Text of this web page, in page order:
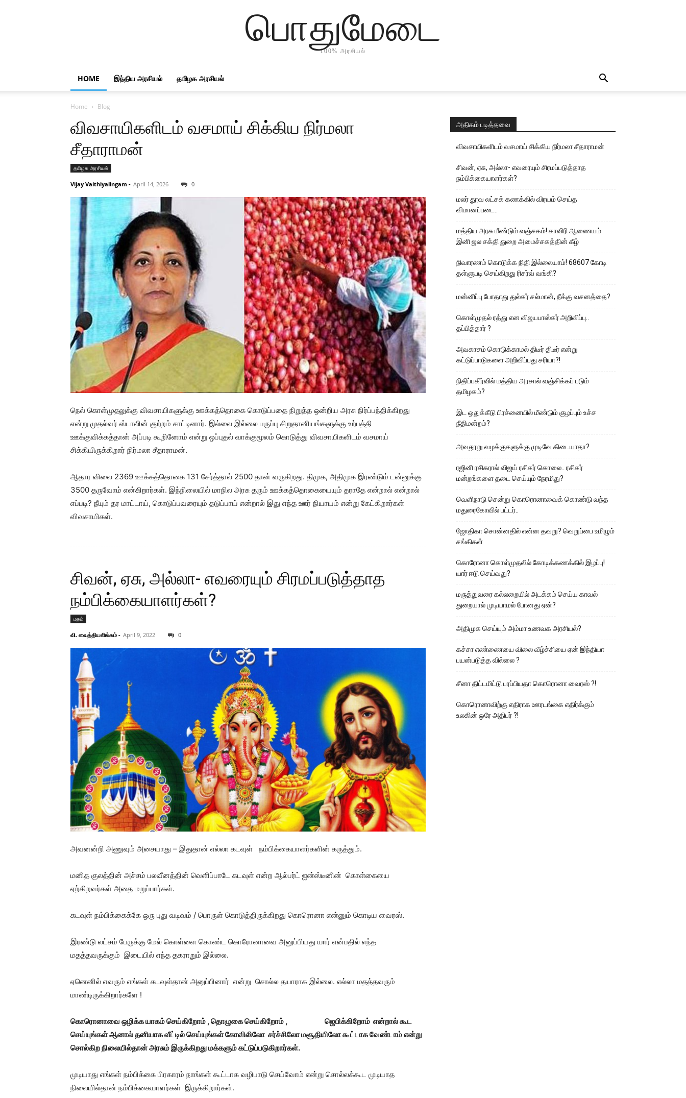
பொதுமேடை
100% அரசியல்
HOME இந்திய அரசியல் தமிழக அரசியல்
Home Blog
விவசாயிகளிடம் வசமாய் சிக்கிய நிர்மலா
சீதாராமன்
தமிழக அரசியல்
Vijay Vaithiyalingam - April 14, 2026 0
நெல் கொள்முதலுக்கு விவசாயிகளுக்கு ஊக்கத்தொகை கொடுப்பதை நிறுத்த ஒன்றிய அரசு நிர்ப்பந்திக்கிறது
என்று முதல்வர் ஸ்டாலின் குற்றம் சாட்டினார். இல்லை இல்லை பருப்பு சிறுதானியங்களுக்கு உற்பத்தி
ஊக்குவிக்கத்தான் அப்படி கூறினோம் என்று ஒப்புதல் வாக்குமூலம் கொடுத்து விவசாயிகளிடம் வசமாய்
சிக்கியிருக்கிறார் நிர்மலா சீதாராமன்.
ஆதார விலை 2369 ஊக்கத்தொகை 131 சேர்த்தால் 2500 தான் வருகிறது. திமுக, அதிமுக இரண்டும் டன்னுக்கு
3500 தருவோம் என்கிறார்கள். இந்நிலையில் மாநில அரசு தரும் ஊக்கத்தொகையையும் தராதே என்றால் என்றால்
எப்படி? நீயும் தர மாட்டாய், கொடுப்பவரையும் தடுப்பாய் என்றால் இது எந்த ஊர் நியாயம் என்று கேட்கிறார்கள்
விவசாயிகள்.
சிவன், ஏசு, அல்லா- எவரையும் சிரமப்படுத்தாத
நம்பிக்கையாளர்கள்?
மதம்
வி. வைத்தியலிங்கம் - April 9, 2022 0
அவனன்றி அணுவும் அசையாது – இதுதான் எல்லா கடவுள் நம்பிக்கையாளர்களின் கருத்தும்.
மனித குலத்தின் அச்சம் பலவீனத்தின் வெளிப்பாடே கடவுள் என்ற ஆல்பர்ட் ஐன்ஸ்டீனின் கொள்கையை
ஏற்கிறவர்கள் அதை மறுப்பார்கள்.
கடவுள் நம்பிக்கைக்கே ஒரு புது வடிவம் / பொருள் கொடுத்திருக்கிறது கொரொனா என்னும் கொடிய வைரஸ்.
இரண்டு லட்சம் பேருக்கு மேல் கொள்ளை கொண்ட கொரோனாவை அனுப்பியது யார் என்பதில் எந்த
மதத்தவருக்கும் இடையில் எந்த தகராறும் இல்லை.
ஏனெனில் எவரும் எங்கள் கடவுள்தான் அனுப்பினார் என்று சொல்ல தயாராக இல்லை. எல்லா மதத்தவரும்
மாண்டிருக்கிறார்களே !
கொரொனாவை ஒழிக்க யாகம் செய்கிறோம் , தொழுகை செய்கிறோம் , ஜெபிக்கிறோம் என்றால் கூட
செய்யுங்கள் ஆனால் தனியாக வீட்டில் செய்யுங்கள் கோவிலிலோ சர்ச்சிலோ மசூதியிலோ கூட்டாக வேண்டாம் என்று
சொல்கிற நிலையில்தான் அரசும் இருக்கிறது மக்களும் கட்டுப்படுகிறார்கள்.
முடியாது எங்கள் நம்பிக்கை பிரகாரம் நாங்கள் கூட்டாக வழிபாடு செய்வோம் என்று சொல்லக்கூட முடியாத
நிலையில்தான் நம்பிக்கையாளர்கள் இருக்கிறார்கள்.
அதிகம் படித்தவை
விவசாயிகளிடம் வசமாய் சிக்கிய நிர்மலா சீதாராமன்
சிவன், ஏசு, அல்லா- எவரையும் சிரமப்படுத்தாத
நம்பிக்கையாளர்கள்?
மலர் தூவ லட்சக் கணக்கில் விரயம் செய்த
விமானப்படை..
மத்திய அரசு மீண்டும் வஞ்சகம்! காவிரி ஆணையம்
இனி ஜல சக்தி துறை அமைச்சகத்தின் கீழ்
நிவாரணம் கொடுக்க நிதி இல்லையாம்! 68607 கோடி
தள்ளுபடி செய்கிறது ரிசர்வ் வங்கி?
மன்னிப்பு போதாது துல்கர் சல்மான், நீக்கு வசனத்தை?
கொள்முதல் ரத்து என விஜயபாஸ்கர் அறிவிப்பு..
தப்பித்தார் ?
அவகாசம் கொடுக்காமல் திடீர் திடீர் என்று
கட்டுப்பாடுகளை அறிவிப்பது சரியா?!
நிதிப்பகிர்வில் மத்திய அரசால் வஞ்சிக்கப் படும்
தமிழகம்?
இட ஒதுக்கீடு பிரச்னையில் மீண்டும் குழப்பும் உச்ச
நீதிமன்றம்?
அவதூறு வழக்குகளுக்கு முடிவே கிடையாதா?
ரஜினி ரசிகரால் விஜய் ரசிகர் கொலை.. ரசிகர்
மன்றங்களை தடை செய்யும் நேரமிது?
வெளிநாடு சென்று கொரொனாவைக் கொண்டு வந்த
மதுரைகோவில் பட்டர்..
ஜோதிகா சொன்னதில் என்ன தவறு? வெறுப்பை உமிழும்
சங்கிகள்
கொரோனா கொள்முதலில் கோடிக்கணக்கில் இழப்பு!
யார் ஈடு செய்வது?
மருத்துவரை கல்லறையில் அடக்கம் செய்ய காவல்
துறையால் முடியாமல் போனது ஏன்?
அதிமுக செய்யும் அம்மா உணவக அரசியல்?
கச்சா எண்ணையை விலை வீழ்ச்சியை ஏன் இந்தியா
பயன்படுத்த வில்லை ?
சீனா திட்டமிட்டு பரப்பியதா கொரொனா வைரஸ் ?!
கொரொனாவிற்கு எதிராக ஊரடங்கை எதிர்க்கும்
உலகின் ஒரே அதிபர் ?!